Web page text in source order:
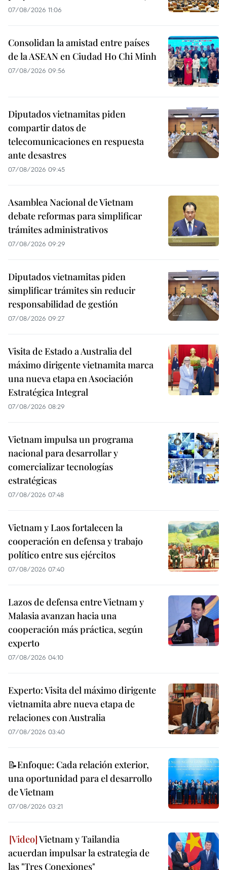
07/08/2026 11:06
Consolidan la amistad entre países
de la ASEAN en Ciudad Ho Chi Minh
07/08/2026 09:56
Diputados vietnamitas piden
compartir datos de
telecomunicaciones en respuesta
ante desastres
07/08/2026 09:45
Asamblea Nacional de Vietnam
debate reformas para simplificar
trámites administrativos
07/08/2026 09:29
Diputados vietnamitas piden
simplificar trámites sin reducir
responsabilidad de gestión
07/08/2026 09:27
Visita de Estado a Australia del
máximo dirigente vietnamita marca
una nueva etapa en Asociación
Estratégica Integral
07/08/2026 08:29
Vietnam impulsa un programa
nacional para desarrollar y
comercializar tecnologías
estratégicas
07/08/2026 07:48
Vietnam y Laos fortalecen la
cooperación en defensa y trabajo
político entre sus ejércitos
07/08/2026 07:40
Lazos de defensa entre Vietnam y
Malasia avanzan hacia una
cooperación más práctica, según
experto
07/08/2026 04:10
Experto: Visita del máximo dirigente
vietnamita abre nueva etapa de
relaciones con Australia
07/08/2026 03:40
📝Enfoque: Cada relación exterior,
una oportunidad para el desarrollo
de Vietnam
07/08/2026 03:21
Vietnam y Tailandia
acuerdan impulsar la estrategia de
las "Tres Conexiones"